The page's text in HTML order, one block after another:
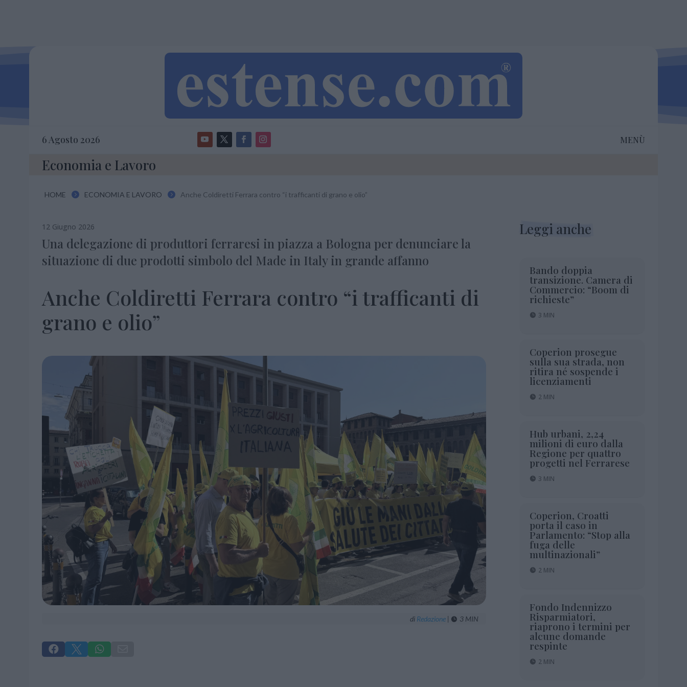
6 Agosto 2026 MENÙ
Economia e Lavoro
HOME  ECONOMIA E LAVORO  Anche Coldiretti Ferrara contro “i trafficanti di grano e olio”
12 Giugno 2026
Una delegazione di produttori ferraresi in piazza a Bologna per denunciare la
situazione di due prodotti simbolo del Made in Italy in grande affanno
Anche Coldiretti Ferrara contro “i trafficanti di
grano e olio”
di Redazione|  3 MIN
  
Leggi anche
Bando doppia
transizione. Camera di
Commercio: “Boom di
richieste”
3 MIN
Coperion prosegue
sulla sua strada, non
ritira né sospende i
licenziamenti
2 MIN
Hub urbani, 2,24
milioni di euro dalla
Regione per quattro
progetti nel Ferrarese
3 MIN
Coperion, Croatti
porta il caso in
Parlamento: “Stop alla
fuga delle
multinazionali”
2 MIN
Fondo Indennizzo
Risparmiatori,
riaprono i termini per
alcune domande
respinte
2 MIN